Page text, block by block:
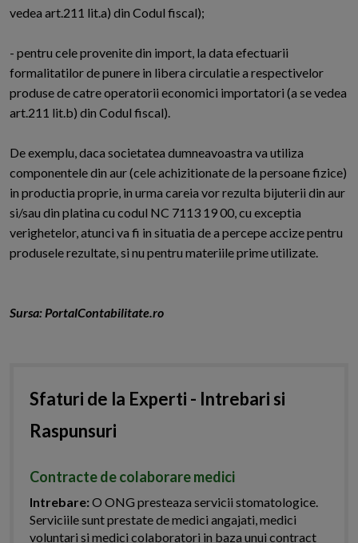
vedea art.211 lit.a) din Codul fiscal);
- pentru cele provenite din import, la data efectuarii
formalitatilor de punere in libera circulatie a respectivelor
produse de catre operatorii economici importatori (a se vedea
art.211 lit.b) din Codul fiscal).
De exemplu, daca societatea dumneavoastra va utiliza
componentele din aur (cele achizitionate de la persoane fizice)
in productia proprie, in urma careia vor rezulta bijuterii din aur
si/sau din platina cu codul NC 7113 19 00, cu exceptia
verighetelor, atunci va fi in situatia de a percepe accize pentru
produsele rezultate, si nu pentru materiile prime utilizate.
Sursa: PortalContabilitate.ro
Sfaturi de la Experti - Intrebari si
Raspunsuri
Contracte de colaborare medici
Intrebare:O ONG presteaza servicii stomatologice.
Serviciile sunt prestate de medici angajati, medici
voluntari si medici colaboratori in baza unui contract